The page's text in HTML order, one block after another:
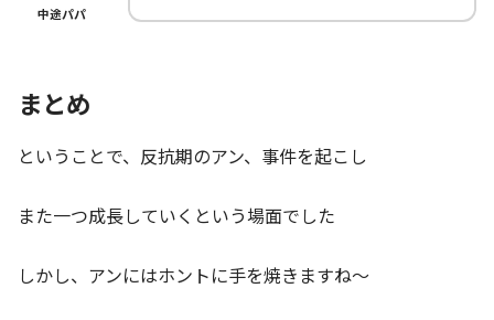
中途パパ
まとめ
ということで、反抗期のアン、事件を起こし
また一つ成長していくという場面でした
しかし、アンにはホントに手を焼きますね～